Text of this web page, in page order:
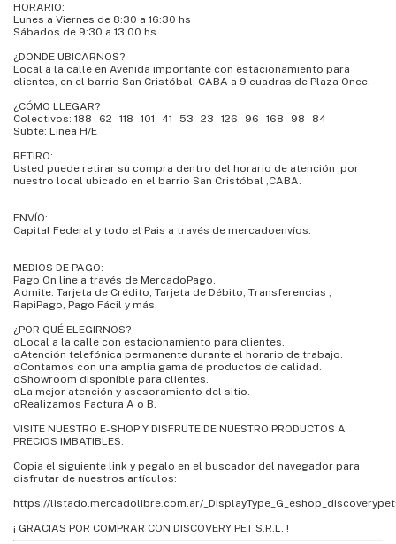
HORARIO:
Lunes a Viernes de 8:30 a 16:30 hs
Sábados de 9:30 a 13:00 hs
¿DONDE UBICARNOS?
Local a la calle en Avenida importante con estacionamiento para
clientes, en el barrio San Cristóbal, CABA a 9 cuadras de Plaza Once.
¿CÓMO LLEGAR?
Colectivos: 188 - 62 - 118 - 101 - 41 - 53 - 23 - 126 - 96 - 168 - 98 - 84
Subte: Linea H/E
RETIRO:
Usted puede retirar su compra dentro del horario de atención ,por
nuestro local ubicado en el barrio San Cristóbal ,CABA.
ENVÍO:
Capital Federal y todo el Pais a través de mercadoenvíos.
MEDIOS DE PAGO:
Pago On line a través de MercadoPago.
Admite: Tarjeta de Crédito, Tarjeta de Débito, Transferencias ,
RapiPago, Pago Fácil y más.
¿POR QUÉ ELEGIRNOS?
oLocal a la calle con estacionamiento para clientes.
oAtención telefónica permanente durante el horario de trabajo.
oContamos con una amplia gama de productos de calidad.
oShowroom disponible para clientes.
oLa mejor atención y asesoramiento del sitio.
oRealizamos Factura A o B.
VISITE NUESTRO E-SHOP Y DISFRUTE DE NUESTRO PRODUCTOS A
PRECIOS IMBATIBLES.
Copia el siguiente link y pegalo en el buscador del navegador para
disfrutar de nuestros artículos:
https://listado.mercadolibre.com.ar/
¡ GRACIAS POR COMPRAR CON DISCOVERY PET S.R.L. !